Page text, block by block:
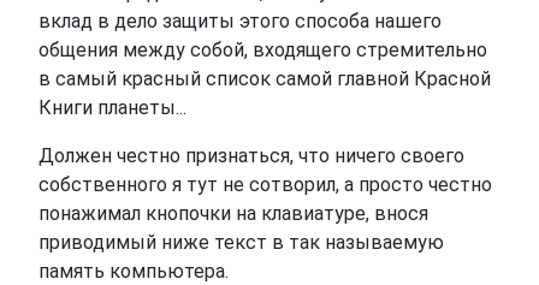
вклад в дело защиты этого способа нашего
общения между собой, входящего стремительно
в самый красный список самой главной Красной
Книги планеты...
Должен честно признаться, что ничего своего
собственного я тут не сотворил, а просто честно
понажимал кнопочки на клавиатуре, внося
приводимый ниже текст в так называемую
память компьютера.